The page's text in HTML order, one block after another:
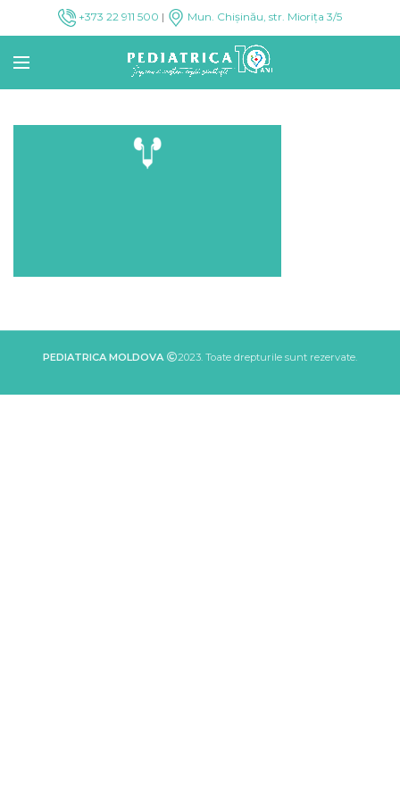
+373 22 911 500 | Mun. Chișinău, str. Miorița 3/5
PEDIATRICA MOLDOVA 2023. Toate drepturile sunt rezervate.